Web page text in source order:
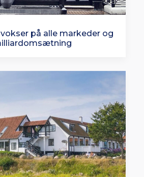
vokser på alle markeder og